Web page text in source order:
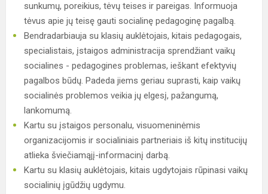
sunkumų, poreikius, tėvų teises ir pareigas. Informuoja
tėvus apie jų teisę gauti socialinę pedagoginę pagalbą.
Bendradarbiauja su klasių auklėtojais, kitais pedagogais,
specialistais, įstaigos administracija sprendžiant vaikų
socialines - pedagogines problemas, ieškant efektyvių
pagalbos būdų. Padeda jiems geriau suprasti, kaip vaikų
socialinės problemos veikia jų elgesį, pažangumą,
lankomumą.
Kartu su įstaigos personalu, visuomeninėmis
organizacijomis ir socialiniais partneriais iš kitų institucijų
atlieka šviečiamąjį-informacinį darbą.
Kartu su klasių auklėtojais, kitais ugdytojais rūpinasi vaikų
socialinių įgūdžių ugdymu.